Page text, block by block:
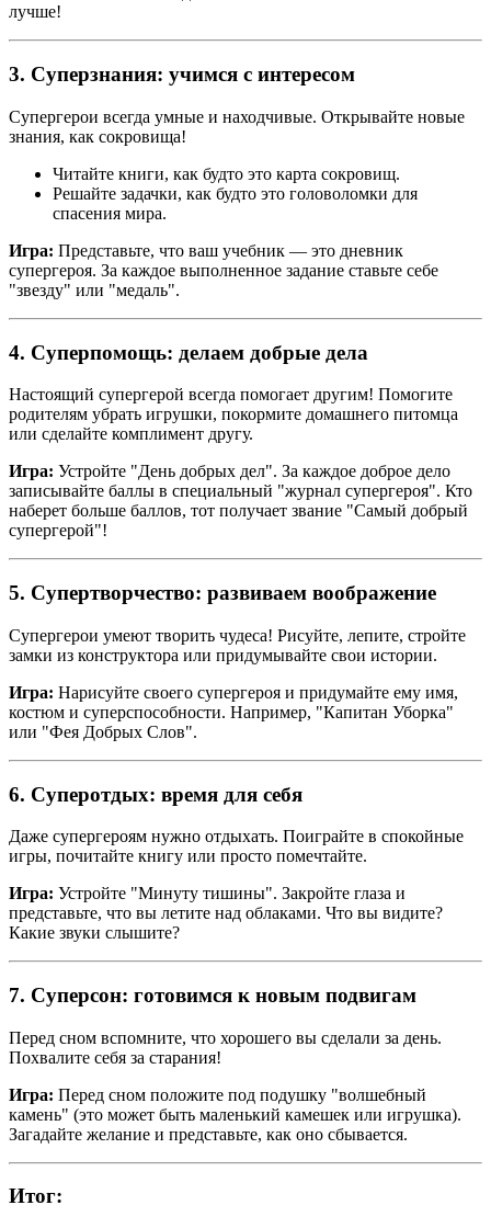
лучше!
3. Суперзнания: учимся с интересом
Супергерои всегда умные и находчивые. Открывайте новые
знания, как сокровища!
Читайте книги, как будто это карта сокровищ.
Решайте задачки, как будто это головоломки для
спасения мира.
Игра: Представьте, что ваш учебник — это дневник
супергероя. За каждое выполненное задание ставьте себе
"звезду" или "медаль".
4. Суперпомощь: делаем добрые дела
Настоящий супергерой всегда помогает другим! Помогите
родителям убрать игрушки, покормите домашнего питомца
или сделайте комплимент другу.
Игра: Устройте "День добрых дел". За каждое доброе дело
записывайте баллы в специальный "журнал супергероя". Кто
наберет больше баллов, тот получает звание "Самый добрый
супергерой"!
5. Супертворчество: развиваем воображение
Супергерои умеют творить чудеса! Рисуйте, лепите, стройте
замки из конструктора или придумывайте свои истории.
Игра: Нарисуйте своего супергероя и придумайте ему имя,
костюм и суперспособности. Например, "Капитан Уборка"
или "Фея Добрых Слов".
6. Суперотдых: время для себя
Даже супергероям нужно отдыхать. Поиграйте в спокойные
игры, почитайте книгу или просто помечтайте.
Игра: Устройте "Минуту тишины". Закройте глаза и
представьте, что вы летите над облаками. Что вы видите?
Какие звуки слышите?
7. Суперсон: готовимся к новым подвигам
Перед сном вспомните, что хорошего вы сделали за день.
Похвалите себя за старания!
Игра: Перед сном положите под подушку "волшебный
камень" (это может быть маленький камешек или игрушка).
Загадайте желание и представьте, как оно сбывается.
Итог: